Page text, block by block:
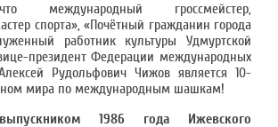
международный гроссмейстер,
спорта», «Почётный гражданин города
работник культуры Удмуртской
президент Федерации международных
Рудольфович Чижов является 10-
мира по международным шашкам!
выпускником 1986 года Ижевского